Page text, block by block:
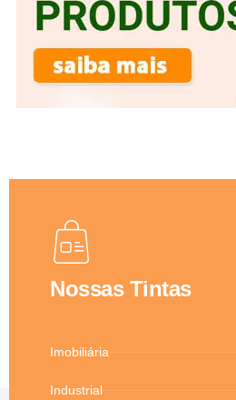
Nossas Tintas
Imobiliária
Industrial